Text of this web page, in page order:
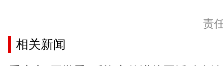
责
相关新闻